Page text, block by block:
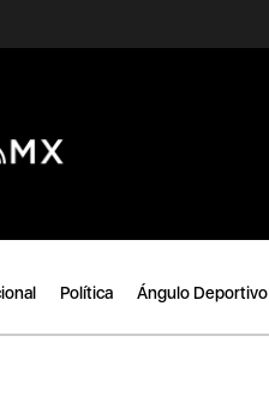
Política Ángulo Deportivo